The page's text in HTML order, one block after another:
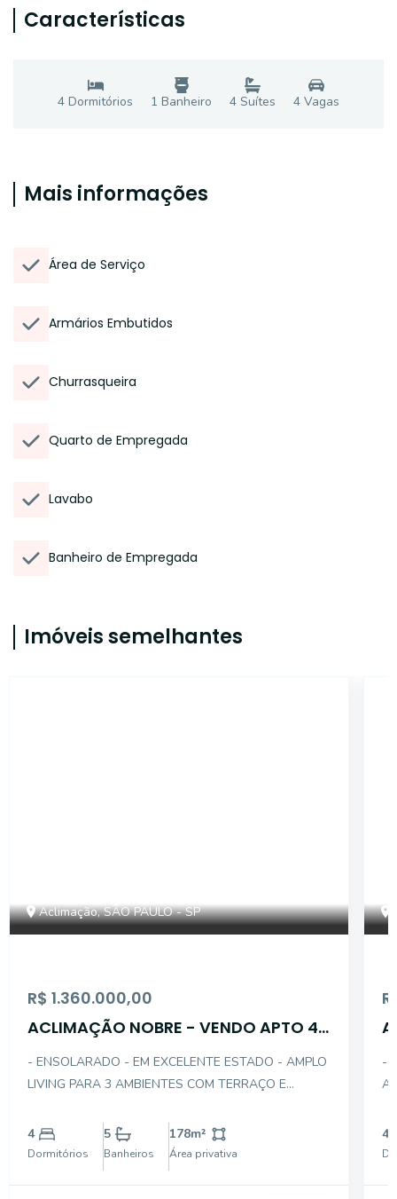
Características
4 Dormitórios 1 Banheiro 4 Suítes 4 Vagas
Mais informações
Área de Serviço
Armários Embutidos
Churrasqueira
Quarto de Empregada
Lavabo
Banheiro de Empregada
Imóveis semelhantes
Aclimação, SÃO PAULO - SP
R$ 1.360.000,00
ACLIMAÇÃO NOBRE - VENDO APTO 4D
- ENSOLARADO - EM EXCELENTE ESTADO - AMPLO
LIVING PARA 3 AMBIENTES COM TERRAÇO E
DORM AMPLIANDO O LIVING - LAVABO - SUÍTE
MASTER COM CLOSET E VARANDA - COZINHA
PLANEJADA - AREA DE SERVIÇO COM DEP
4
Dormitórios
5
Banheiros
178m²
Área privativa
-
4